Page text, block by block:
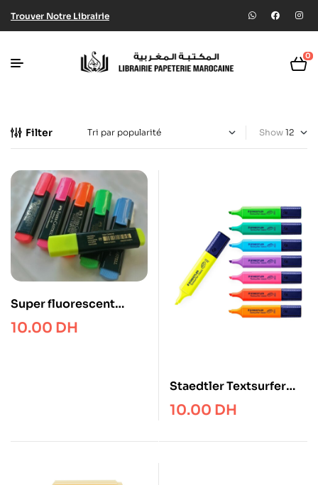
Trouver Notre Librairie
0
Filter Show
Super fluorescent
textliner – Faber castell
10.00 DH
Staedtler Textsurfer
Classic Highlighter Pen
10.00 DH